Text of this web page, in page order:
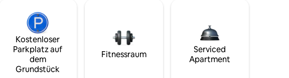
Kostenloser
Parkplatz auf
dem
Grundstück
Fitnessraum
Serviced
Apartment